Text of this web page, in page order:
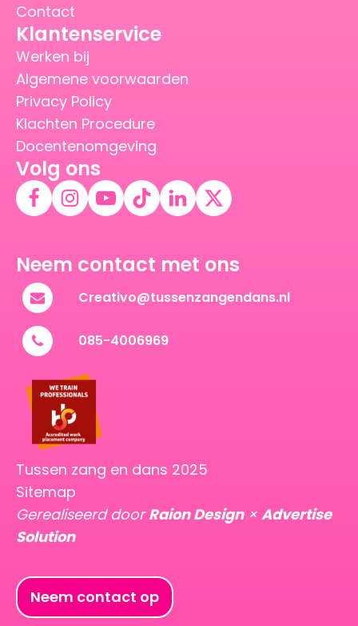
Neem contact op
Contact
Klantenservice
Werken bij
Algemene voorwaarden
Privacy Policy
Klachten Procedure
Docentenomgeving
Volg ons
Neem contact met ons
Creativo@tussenzangendans.nl
085-4006969
Tussen zang en dans 2025
Sitemap
Gerealiseerd doorRaion Design× Advertise
Solution